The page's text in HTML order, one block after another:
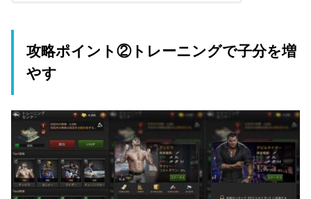
攻略ポイント②トレーニングで子分を増
やす